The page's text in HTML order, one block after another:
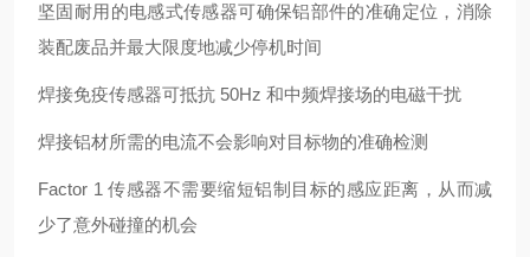
坚固耐用的电感式传感器可确保铝部件的准确定位，消除
装配废品并最大限度地减少停机时间
焊接免疫传感器可抵抗 50Hz 和中频焊接场的电磁干扰
焊接铝材所需的电流不会影响对目标物的准确检测
Factor 1 传感器不需要缩短铝制目标的感应距离，从而减
少了意外碰撞的机会